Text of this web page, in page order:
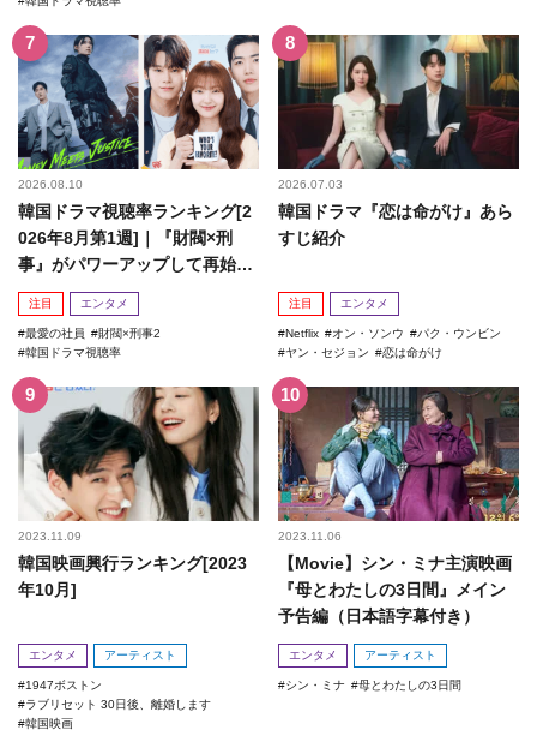
2026.08.10
韓国ドラマ視聴率ランキング[2
026年8月第1週]｜『財閥×刑
事』がパワーアップして再始
動！
注目 エンタメ
最愛の社員
財閥×刑事2
韓国ドラマ視聴率
2026.07.03
韓国ドラマ『恋は命がけ』あら
すじ紹介
注目 エンタメ
Netflix オン・ソンウ
パク・ウンビン
ヤン・セジョン
恋は命がけ
2023.11.09
韓国映画興行ランキング[2023
年10月]
エンタメ アーティスト
1947ボストン
ラブリセット 30日後、離婚します
韓国映画
2023.11.06
【Movie】シン・ミナ主演映画
『母とわたしの3日間』メイン
予告編（日本語字幕付き）
エンタメ アーティスト
シン・ミナ 母とわたしの3日間